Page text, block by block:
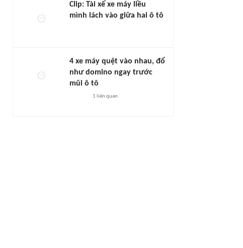
Clip: Tài xế xe máy liều
mình lách vào giữa hai ô tô
4 xe máy quệt vào nhau, đổ
như domino ngay trước
mũi ô tô
1 liên quan